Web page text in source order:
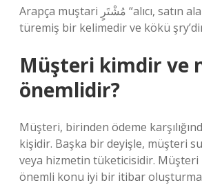
Arapça muştari مُشْتَرٍ “alıcı, satın alan” kelimesinden
türemiş bir kelimedir ve kökü
Müşteri kimdir ve
önemlidir?
Müşteri, birinden ödeme
kişidir. Başka bir deyişle, müşteri
veya hizmetin tüketicisidir.
önemli konu iyi bir itibar